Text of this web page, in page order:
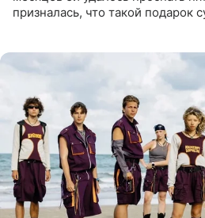
призналась, что такой подарок